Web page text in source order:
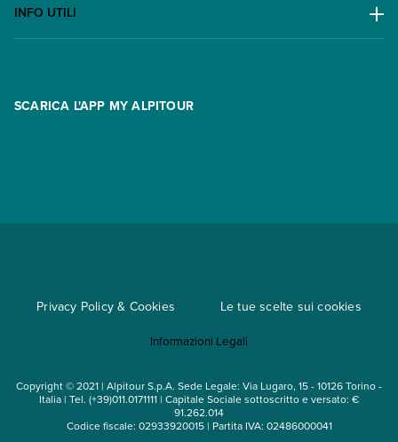
Lavora con noi
Contatti
Assicurazioni
INFO UTILI
FAQ
Condizioni generali di contratto
Mappa del sito
SCARICA L'APP MY ALPITOUR
Privacy Policy & Cookies Le tue scelte sui cookies
Informazioni Legali
Copyright © 2021 | Alpitour S.p.A. Sede Legale: Via Lugaro, 15 - 10126 Torino -
Italia | Tel. (+39)011.0171111 | Capitale Sociale sottoscritto e versato: €
91.262.014
Codice fiscale: 02933920015 | Partita IVA: 02486000041